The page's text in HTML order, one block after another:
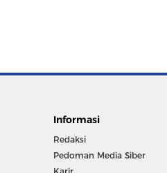
Informasi
Redaksi
Pedoman Media Siber